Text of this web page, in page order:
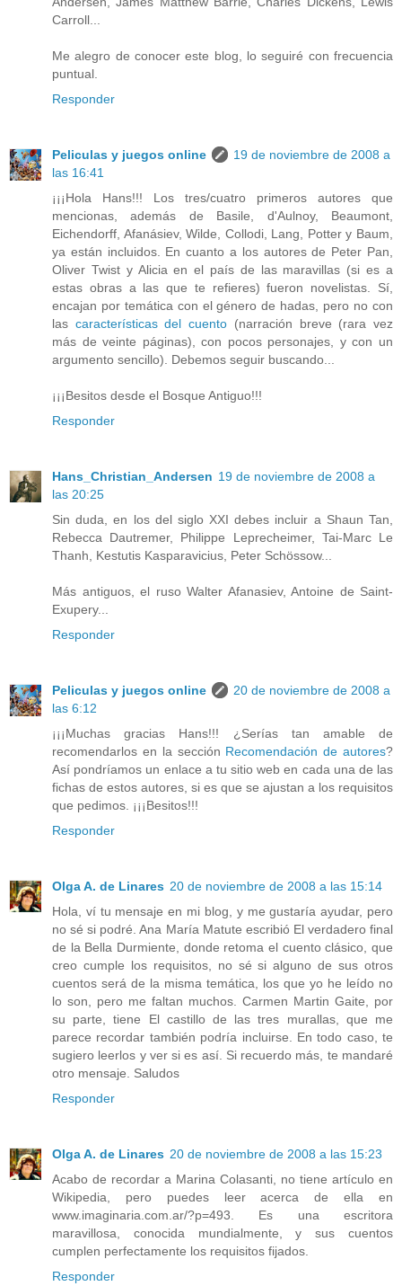
Carroll...
Me alegro de conocer este blog, lo seguiré con frecuencia
puntual.
Responder
Peliculas y juegos online
19 de noviembre de 2008 a
las 16:41
¡¡¡Hola Hans!!! Los tres/cuatro primeros autores que
mencionas, además de Basile, d'Aulnoy, Beaumont,
Eichendorff, Afanásiev, Wilde, Collodi, Lang, Potter y Baum,
ya están incluidos. En cuanto a los autores de Peter Pan,
Oliver Twist y Alicia en el país de las maravillas (si es a
estas obras a las que te refieres) fueron novelistas. Sí,
encajan por temática con el género de hadas, pero no con
las características del cuento (narración breve (rara vez
más de veinte páginas), con pocos personajes, y con un
argumento sencillo). Debemos seguir buscando...
¡¡¡Besitos desde el Bosque Antiguo!!!
Responder
Hans_Christian_Andersen 19 de noviembre de 2008 a
las 20:25
Sin duda, en los del siglo XXI debes incluir a Shaun Tan,
Rebecca Dautremer, Philippe Leprecheimer, Tai-Marc Le
Thanh, Kestutis Kasparavicius, Peter Schössow...
Más antiguos, el ruso Walter Afanasiev, Antoine de Saint-
Exupery...
Responder
Peliculas y juegos online
20 de noviembre de 2008 a
las 6:12
¡¡¡Muchas gracias Hans!!! ¿Serías tan amable de
recomendarlos en la sección Recomendación de autores?
Así pondríamos un enlace a tu sitio web en cada una de las
fichas de estos autores, si es que se ajustan a los requisitos
que pedimos. ¡¡¡Besitos!!!
Responder
Olga A. de Linares 20 de noviembre de 2008 a las 15:14
Hola, ví tu mensaje en mi blog, y me gustaría ayudar, pero
no sé si podré. Ana María Matute escribió El verdadero final
de la Bella Durmiente, donde retoma el cuento clásico, que
creo cumple los requisitos, no sé si alguno de sus otros
cuentos será de la misma temática, los que yo he leído no
lo son, pero me faltan muchos. Carmen Martin Gaite, por
su parte, tiene El castillo de las tres murallas, que me
parece recordar también podría incluirse. En todo caso, te
sugiero leerlos y ver si es así. Si recuerdo más, te mandaré
otro mensaje. Saludos
Responder
Olga A. de Linares 20 de noviembre de 2008 a las 15:23
Acabo de recordar a Marina Colasanti, no tiene artículo en
Wikipedia, pero puedes leer acerca de ella en
www.imaginaria.com.ar/?p=493. Es una escritora
maravillosa, conocida mundialmente, y sus cuentos
cumplen perfectamente los requisitos fijados.
Responder